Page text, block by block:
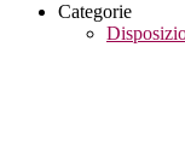
Categorie